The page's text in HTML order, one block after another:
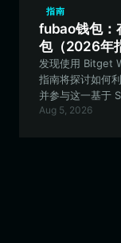
指南
fubao钱包：
包（2026年
发现使用 Bitget
指南将探讨如何
并参与这一基于
Aug 5, 2026